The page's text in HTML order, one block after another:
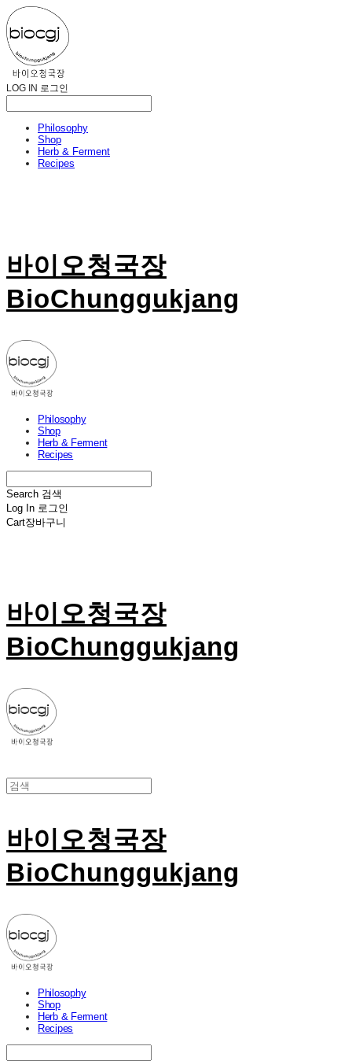
LOG IN 로그인
Philosophy
Shop
Herb & Ferment
Recipes
바이오청국장
BioChunggukjang
Philosophy
Shop
Herb & Ferment
Recipes
Search 검색
Log In 로그인
Cart장바구니
바이오청국장
BioChunggukjang
바이오청국장
BioChunggukjang
Philosophy
Shop
Herb & Ferment
Recipes